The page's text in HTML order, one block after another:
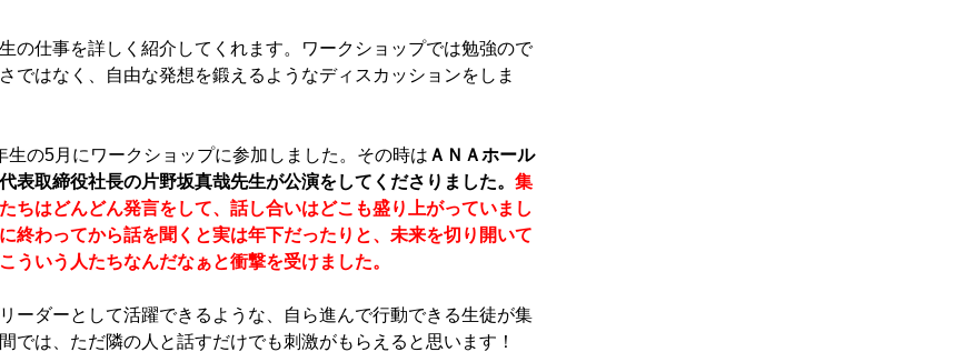
の仕事を詳しく紹介してくれます。ワークショップでは勉強ので
ではなく、自由な発想を鍛えるようなディスカッションをしま
生の5月にワークショップに参加しました。その時は ＡＮＡホール
表取締役社長の片野坂真哉先生が公演をしてくださりました。 集
ちはどんどん発言をして、話し合いはどこも盛り上がっていまし
終わってから話を聞くと実は年下だったりと、未来を切り開いて
ういう人たちなんだなぁと衝撃を受けました。
ーダーとして活躍できるような、自ら進んで行動できる生徒が集
では、ただ隣の人と話すだけでも刺激がもらえると思います！